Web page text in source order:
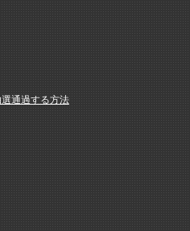
選通過する方法